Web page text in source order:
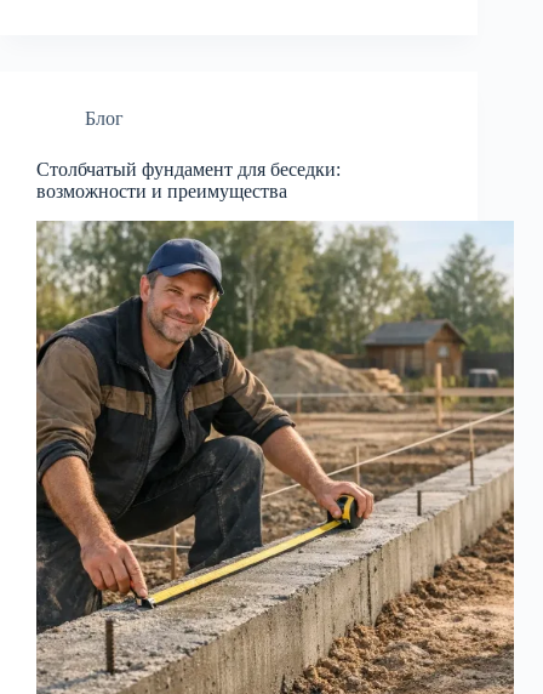
Блог
Столбчатый фундамент для беседки:
возможности и преимущества